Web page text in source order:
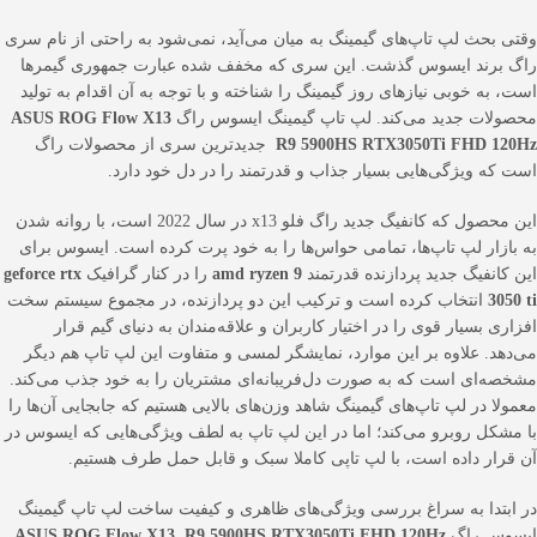
وقتی بحث لپ تاپ‌های گیمینگ به میان می‌آید، نمی‌شود به راحتی از نام سری
راگ برند ایسوس گذشت. این سری که مخفف شده عبارت جمهوری گیمرها
است، به خوبی نیازهای روز گیمینگ را شناخته و با توجه به آن اقدام به تولید
محصولات جدید می‌کند. لپ تاپ گیمینگ ایسوس راگ ASUS ROG Flow X13
R9 5900HS RTX3050Ti FHD 120Hz جدیدترین سری از محصولات راگ
است که ویژگی‌هایی بسیار جذاب و قدرتمند را در دل خود دارد.
این محصول که کانفیگ جدید راگ فلو x13 در سال 2022 است، با روانه شدن
به بازار لپ تاپ‌ها، تمامی حواس‌ها را به خود پرت کرده است. ایسوس برای
این کانفیگ جدید پردازنده قدرتمند amd ryzen 9 را در کنار گرافیک geforce rtx
3050 ti انتخاب کرده است و ترکیب این دو پردازنده، در مجموع سیستم سخت
افزاری بسیار قوی را در اختیار کاربران و علاقه‌مندان به دنیای گیم قرار
می‌‌دهد. علاوه بر این موارد، نمایشگر لمسی و متفاوت این لپ تاپ هم دیگر
مشخصه‌ای است که به صورت دل‌فریبانه‌ای مشتریان را به خود جذب می‌کند.
معمولا در لپ تاپ‌های گیمینگ شاهد وزن‌های بالایی هستیم که جابجایی آن‌ها را
با مشکل روبرو می‌کند؛ اما در این لپ تاپ به لطف ویژگی‌هایی که ایسوس در
آن قرار داده است، با لپ تاپی کاملا سبک و قابل حمل طرف هستیم.
در ابتدا به سراغ بررسی ویژگی‌های ظاهری و کیفیت ساخت لپ تاپ گیمینگ